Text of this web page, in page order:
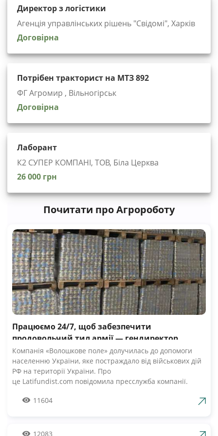
Директор з логістики
Агенція управлінських рішень "Cвідомі", Харків
Договірна
Потрібен тракторист на МТЗ 892
ФГ Агромир , Вільногірськ
Договірна
Лаборант
К2 СУПЕР КОМПАНІ, ТОВ, Біла Церква
26 000 грн
Почитати про Агророботу
Працюємо 24/7, щоб забезпечити
продовольчий тил армії — гендиректор
компанії Волошкове поле
Компанія «Волошкове поле» долучилась до допомоги
населенню України, яке постраждало від військових дій
РФ на території України. Про
це Latifundist.com повідомила пресслужба компанії.
Вже шосту добу наші Збройні Сили героїчно стримують
армії», — зазначив Андрій Табалов, генеральний
11604
12083